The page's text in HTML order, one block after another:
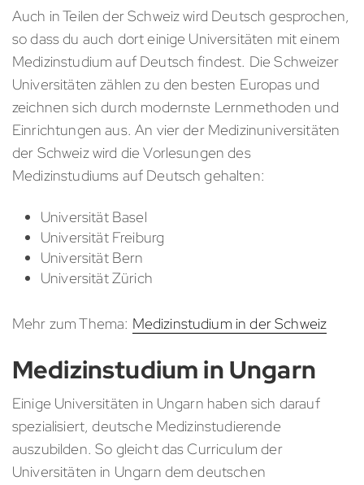
Auch in Teilen der Schweiz wird Deutsch gesprochen,
so dass du auch dort einige Universitäten mit einem
Medizinstudium auf Deutsch findest. Die Schweizer
Universitäten zählen zu den besten Europas und
zeichnen sich durch modernste Lernmethoden und
Einrichtungen aus. An vier der Medizinuniversitäten
der Schweiz wird die Vorlesungen des
Medizinstudiums auf Deutsch gehalten:
Universität Basel
Universität Freiburg
Universität Bern
Universität Zürich
Mehr zum Thema: Medizinstudium in der Schweiz
Medizinstudium in Ungarn
Einige Universitäten in Ungarn haben sich darauf
spezialisiert, deutsche Medizinstudierende
auszubilden. So gleicht das Curriculum der
Universitäten in Ungarn dem deutschen